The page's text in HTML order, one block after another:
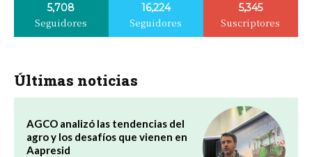
5,708
Seguidores
16,224
Seguidores
5,345
Suscriptores
Últimas noticias
AGCO analizó las tendencias del
agro y los desafíos que vienen en
Aapresid